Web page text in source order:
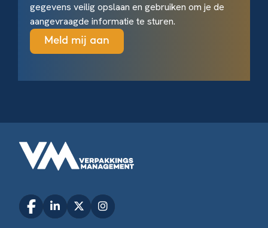
gegevens veilig opslaan en gebruiken om je de
aangevraagde informatie te sturen.